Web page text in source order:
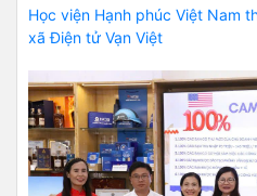
Học viện Hạnh phúc Việt Nam
xã Điện tử Vạn Việt